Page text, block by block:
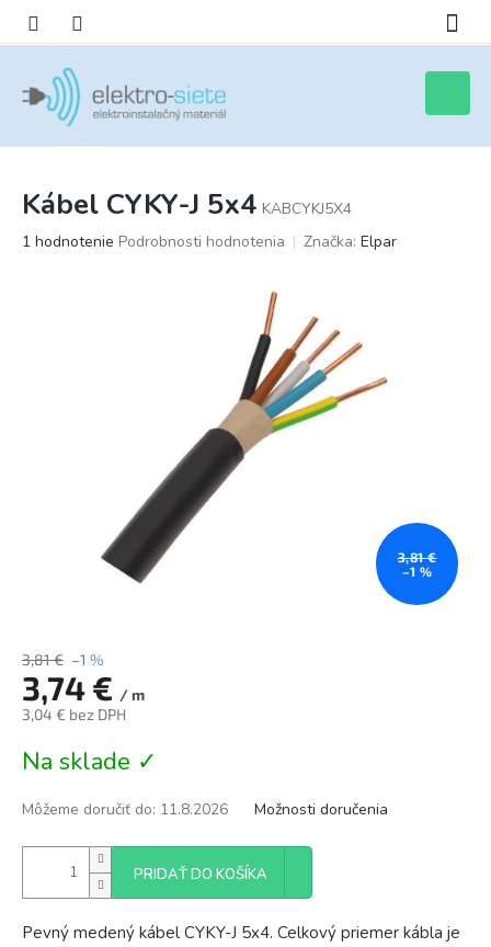
obsah
košík
Kábel CYKY-J 5x4 KABCYKJ5X4
Priemerné
1 hodnotenie Podrobnosti hodnotenia Značka: Elpar
3,81 €
–1 %
3,81 € –1 %
3,74 € / m
3,04 € bez DPH
cena:
Na sklade ✓
Môžeme doručiť do: 11.8.2026 Možnosti doručenia
PRIDAŤ DO KOŠÍKA
Pevný medený kábel CYKY-J 5x4. Celkový priemer kábla je